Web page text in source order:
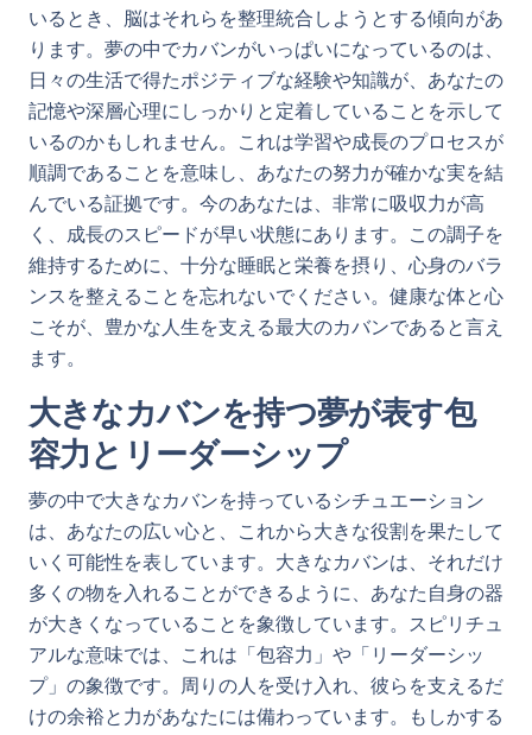
いるとき、脳はそれらを整理統合しようとする傾向があ
ります。夢の中でカバンがいっぱいになっているのは、
日々の生活で得たポジティブな経験や知識が、あなたの
記憶や深層心理にしっかりと定着していることを示して
いるのかもしれません。これは学習や成長のプロセスが
順調であることを意味し、あなたの努力が確かな実を結
んでいる証拠です。今のあなたは、非常に吸収力が高
く、成長のスピードが早い状態にあります。この調子を
維持するために、十分な睡眠と栄養を摂り、心身のバラ
ンスを整えることを忘れないでください。健康な体と心
こそが、豊かな人生を支える最大のカバンであると言え
ます。
大きなカバンを持つ夢が表す包
容力とリーダーシップ
夢の中で大きなカバンを持っているシチュエーション
は、あなたの広い心と、これから大きな役割を果たして
いく可能性を表しています。大きなカバンは、それだけ
多くの物を入れることができるように、あなた自身の器
が大きくなっていることを象徴しています。スピリチュ
アルな意味では、これは「包容力」や「リーダーシッ
プ」の象徴です。周りの人を受け入れ、彼らを支えるだ
けの余裕と力があなたには備わっています。もしかする